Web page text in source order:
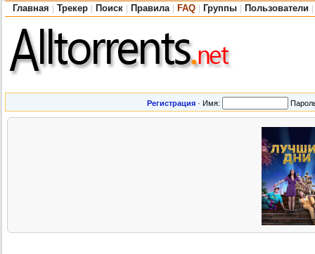
Главная Трекер Поиск Правила FAQ Группы Пользователи
Регистрация · Имя: